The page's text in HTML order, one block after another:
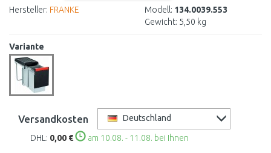
Hersteller: FRANKE Modell: 134.0039.553
Gewicht: 5,50 kg
Variante
Versandkosten Deutschland
DHL: 0,00 € am 10.08. - 11.08. bei Ihnen